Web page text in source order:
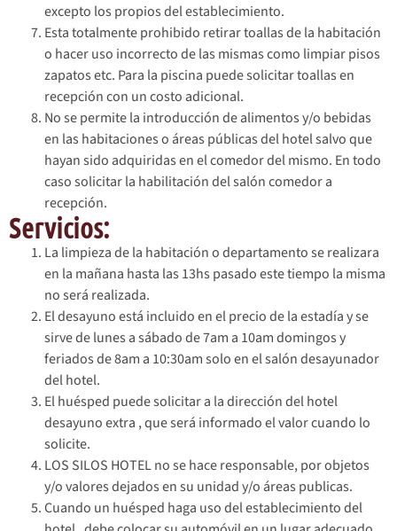
excepto los propios del establecimiento.
Esta totalmente prohibido retirar toallas de la habitación
o hacer uso incorrecto de las mismas como limpiar pisos
zapatos etc. Para la piscina puede solicitar toallas en
recepción con un costo adicional.
No se permite la introducción de alimentos y/o bebidas
en las habitaciones o áreas públicas del hotel salvo que
hayan sido adquiridas en el comedor del mismo. En todo
caso solicitar la habilitación del salón comedor a
recepción.
Servicios:
La limpieza de la habitación o departamento se realizara
en la mañana hasta las 13hs pasado este tiempo la misma
no será realizada.
El desayuno está incluido en el precio de la estadía y se
sirve de lunes a sábado de 7am a 10am domingos y
feriados de 8am a 10:30am solo en el salón desayunador
del hotel.
El huésped puede solicitar a la dirección del hotel
desayuno extra , que será informado el valor cuando lo
solicite.
LOS SILOS HOTEL no se hace responsable, por objetos
y/o valores dejados en su unidad y/o áreas publicas.
Cuando un huésped haga uso del establecimiento del